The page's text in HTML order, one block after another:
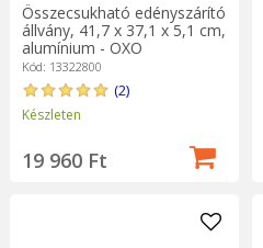
Összecsukható edényszárító
állvány, 41,7 x 37,1 x 5,1 cm,
alumínium - OXO
Kód: 13322800
(2)
Készleten
19 960 Ft